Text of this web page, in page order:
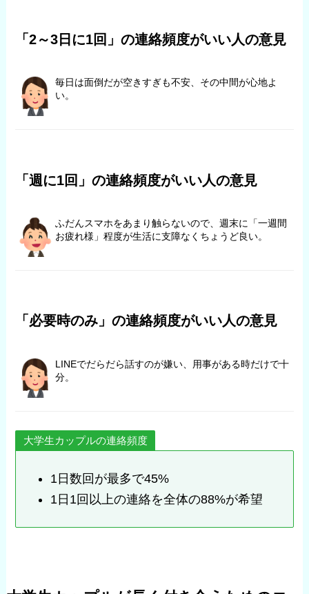
「2～3日に1回」の連絡頻度がいい人の意見
毎日は面倒だが空きすぎも不安、その中間が心地よ
い。
「週に1回」の連絡頻度がいい人の意見
ふだんスマホをあまり触らないので、週末に「一週間
お疲れ様」程度が生活に支障なくちょうど良い。
「必要時のみ」の連絡頻度がいい人の意見
LINEでだらだら話すのが嫌い、用事がある時だけで十
分。
大学生カップルの連絡頻度
1日数回が最多で45%
1日1回以上の連絡を全体の88%が希望